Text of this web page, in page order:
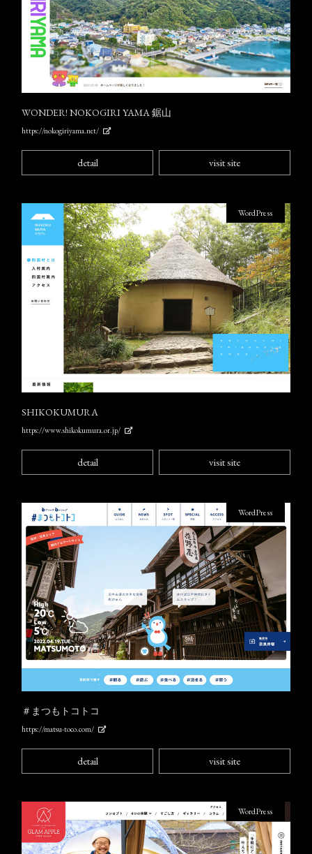
WONDER! NOKOGIRI YAMA 鋸山
https://nokogiriyama.net/
detail visit site
SHIKOKUMURA
https://www.shikokumura.or.jp/
WordPress
detail visit site
＃まつもトコトコ
https://matsu-toco.com/
WordPress
detail visit site
WordPress